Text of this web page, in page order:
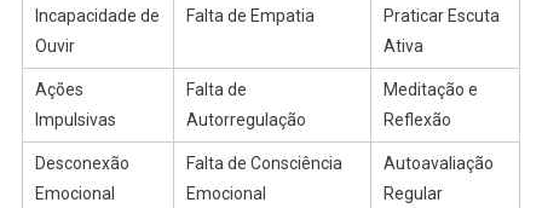
Incapacidade de
Ouvir
Falta de Empatia
Praticar Escuta
Ativa
Ações
Impulsivas
Falta de
Autorregulação
Meditação e
Reflexão
Desconexão
Emocional
Falta de Consciência
Emocional
Autoavaliação
Regular